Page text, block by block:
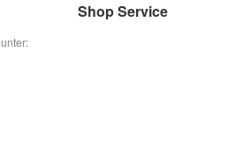
Shop Service